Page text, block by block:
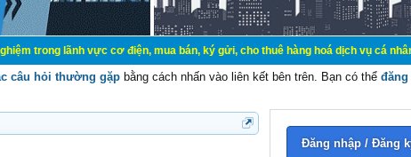
vực cơ điện, mua bán, ký gửi, cho thuê hàng hoá dịch vụ cá nhân, gia
câu hỏi thường gặp bằng cách nhấn vào liên kết bên trên. Bạn có thể đăng
Đăng nhập / Đăng